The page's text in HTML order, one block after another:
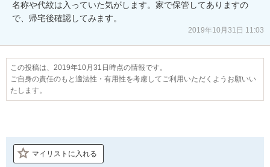
名称や代紋は入っていた気がします。家で保管してありますの
で、帰宅後確認してみます。
2019年10月31日 11:03
この投稿は、2019年10月31日時点の情報です。
ご自身の責任のもと適法性・有用性を考慮してご利用いただくようお願いい
たします。
マイリストに入れる